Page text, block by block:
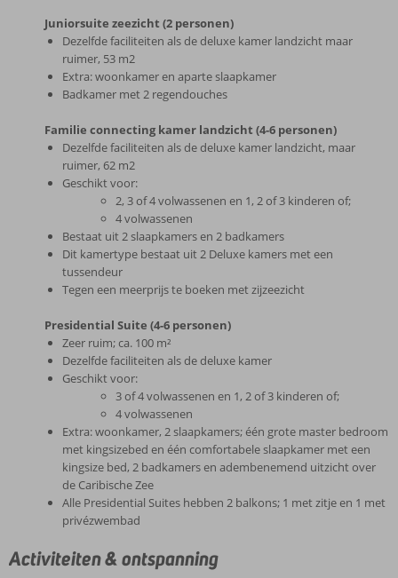
Juniorsuite zeezicht (2 personen)
Dezelfde faciliteiten als de deluxe kamer landzicht maar
ruimer, 53 m2
Extra: woonkamer en aparte slaapkamer
Badkamer met 2 regendouches
Familie connecting kamer landzicht (4-6 personen)
Dezelfde faciliteiten als de deluxe kamer landzicht, maar
ruimer, 62 m2
Geschikt voor:
2, 3 of 4 volwassenen en 1, 2 of 3 kinderen of;
4 volwassenen
Bestaat uit 2 slaapkamers en 2 badkamers
Dit kamertype bestaat uit 2 Deluxe kamers met een
tussendeur
Tegen een meerprijs te boeken met zijzeezicht
Presidential Suite (4-6 personen)
Zeer ruim; ca. 100 m²
Dezelfde faciliteiten als de deluxe kamer
Geschikt voor:
3 of 4 volwassenen en 1, 2 of 3 kinderen of;
4 volwassenen
Extra: woonkamer, 2 slaapkamers; één grote master bedroom
met kingsizebed en één comfortabele slaapkamer met een
kingsize bed, 2 badkamers en adembenemend uitzicht over
de Caribische Zee
Alle Presidential Suites hebben 2 balkons; 1 met zitje en 1 met
privézwembad
Activiteiten & ontspanning